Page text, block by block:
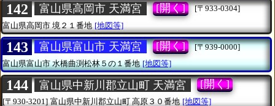
142 富山県高岡市 天満宮 [開く]
[〒933-0304]
富山県高岡市 境２１番地 [地図等]
143 富山県富山市 天満宮 [開く]
[〒939-0000]
富山県富山市水橋曲渕松林５の１番地 [地図等]
144 富山県中新川郡立山町 天満宮 [開く]
[〒930-3201] 富山県中新川郡立山町高原３０番地 [地図等]